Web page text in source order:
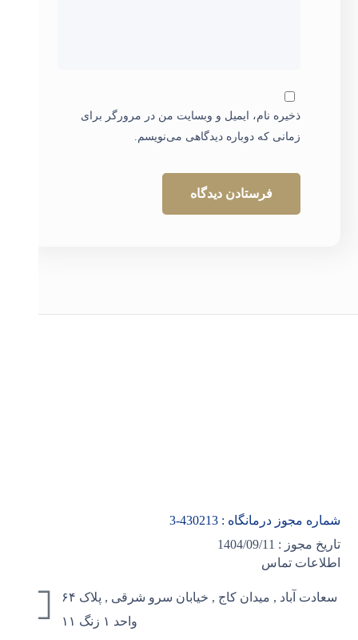
ذخیره نام، ایمیل و وبسایت من در مرورگر برای
زمانی که دوباره دیدگاهی می‌نویسم.
شماره مجوز درمانگاه : 430213
-3
تاریخ مجوز : 1404/09/11
اطلاعات تماس
سعادت آباد , میدان کاج , خیابان سرو شرقی , پلاک ۶۴
واحد ۱ زنگ ۱۱